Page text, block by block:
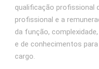
qualificação profissional
profissional e a
da função,
e de conhecimentos
cargo.